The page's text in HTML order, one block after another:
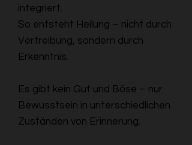
integriert.
So entsteht Heilung – nicht durch
Vertreibung, sondern durch
Erkenntnis.
Es gibt kein Gut und Böse – nur
Bewusstsein in unterschiedlichen
Zuständen von Erinnerung.